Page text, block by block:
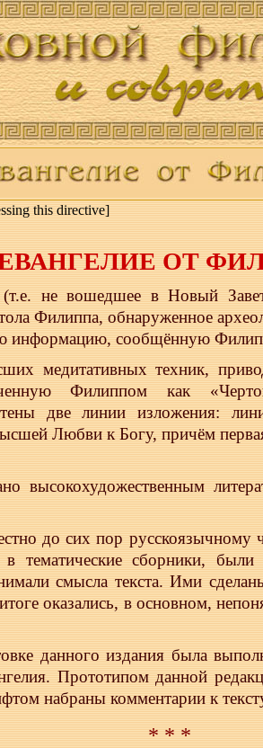
this directive]
ОТ
не вошедшее в Новый
Филиппа, обнаруженное
информацию, сообщённую
медитативных техник,
Филиппом как
две линии изложения:
Любви к Богу, причём первая
высокохудожественным
до сих пор русскоязычному
тематические сборники, были
смысла текста. Ими
оказались, в основном,
данного издания была
Прототипом данной
набраны комментарии к
* * *